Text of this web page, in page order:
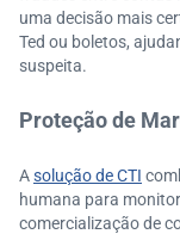
uma decisão mais
Ted ou boletos,
suspeita.
Proteção de
Asolução de CTI
humana para
comercialização de